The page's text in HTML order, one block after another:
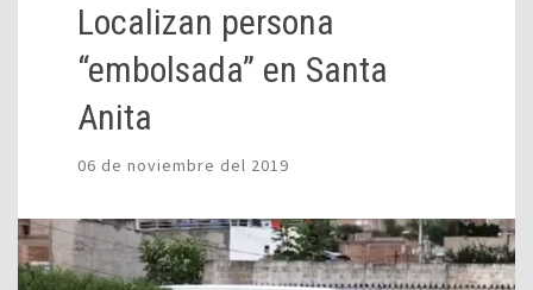
Localizan persona
“embolsada” en Santa
Anita
06 de noviembre del 2019